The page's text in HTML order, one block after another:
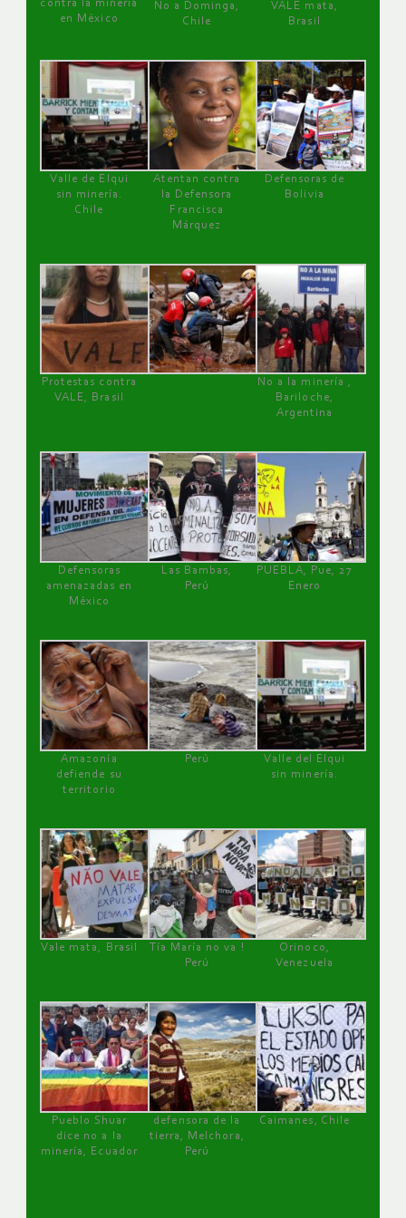
contra la minería
en México
No a Dominga,
Chile
VALE mata,
Brasil
Valle de Elqui
sin minería.
Chile
Atentan contra
la Defensora
Francisca
Márquez
Defensoras de
Bolivia
Protestas contra
VALE, Brasil
No a la minería ,
Bariloche,
Argentina
Defensoras
amenazadas en
México
Las Bambas,
Perú
PUEBLA, Pue, 27
Enero
Amazonía
defiende su
territorio
Perú
Valle del Elqui
sin minería.
Vale mata, Brasil
Tía María no va !
Perú
Orinoco,
Venezuela
Pueblo Shuar
dice no a la
minería, Ecuador
defensora de la
tierra, Melchora,
Perú
Caimanes, Chile